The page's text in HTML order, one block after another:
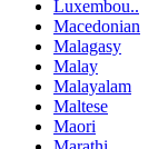
Luxembou..
Macedonian
Malagasy
Malay
Malayalam
Maltese
Maori